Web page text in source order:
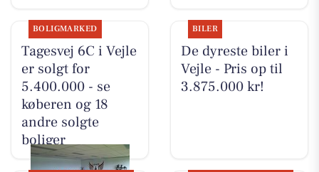
BOLIGMARKED
Tagesvej 6C i Vejle
er solgt for
5.400.000 - se
køberen og 18
andre solgte
boliger
BILER
De dyreste biler i
Vejle - Pris op til
3.875.000 kr!